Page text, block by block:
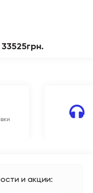
33525грн.
и акции: